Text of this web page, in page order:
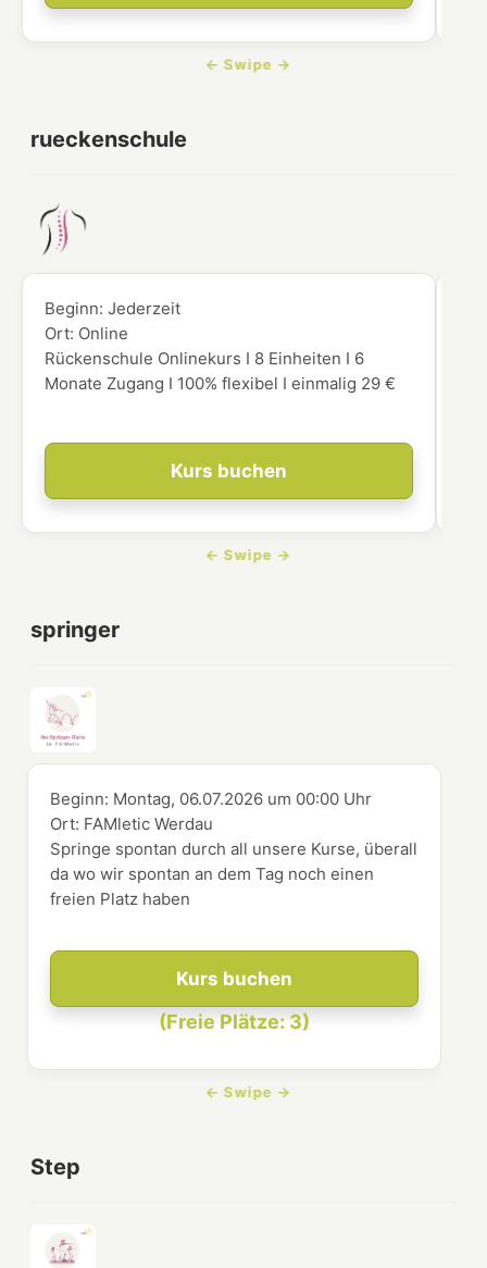
rueckenschule
Kurs buchen
Beginn:Jederzeit
Ort: Online
Rückenschule Onlinekurs I 8 Einheiten I 6
Monate Zugang I 100% flexibel I einmalig 29 €
springer
Kurs buchen
(Freie Plätze: 3)
Beginn: Montag, 06.07.2026 um 00:00 Uhr
Ort: FAMletic Werdau
Springe spontan durch all unsere Kurse, überall
da wo wir spontan an dem Tag noch einen
freien Platz haben
Step